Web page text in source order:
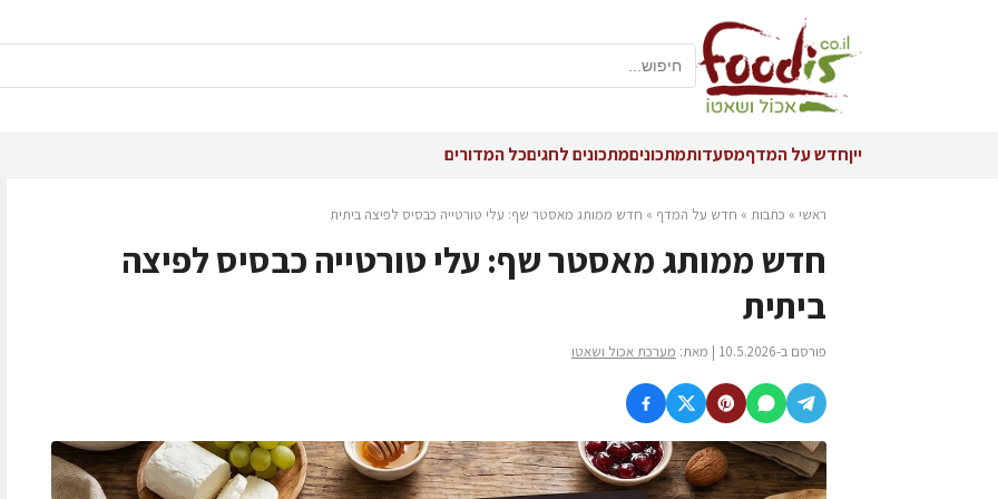
ייןחדש על המדףמסעדותמתכוניםמתכונים לחגיםכל המדורים
ראשי » כתבות » חדש על המדף » חדש ממותג מאסטר שף: עלי טורטייה כבסיס לפיצה ביתית
חדש ממותג מאסטר שף: עלי טורטייה כבסיס לפיצה
ביתית
פורסם ב-10.5.2026 | מאת: מערכת אכול ושאטו